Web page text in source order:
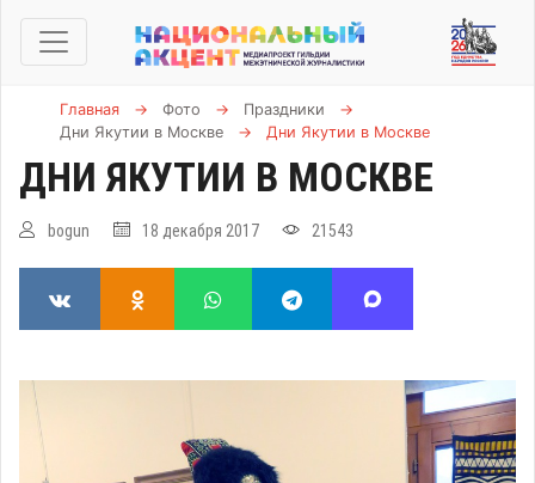
Главная → Фото → Праздники
→
Дни Якутии в Москве
→ Дни Якутии в Москве
ДНИ ЯКУТИИ В МОСКВЕ
bogun 18 декабря 2017 21543